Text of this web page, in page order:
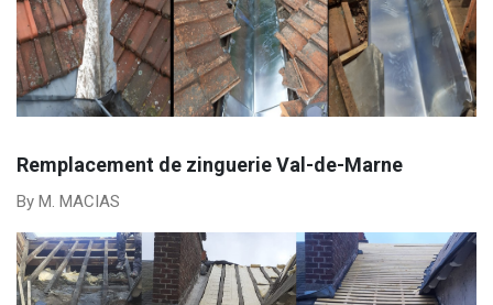
Remplacement de zinguerie Val-de-Marne
By M. MACIAS